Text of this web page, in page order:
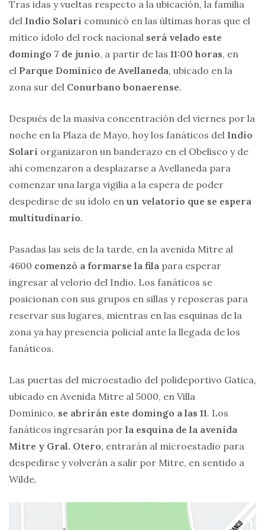
Tras idas y vueltas respecto a la ubicación, la familia
del Indio Solari comunicó en las últimas horas que el
mítico ídolo del rock nacional será velado este
domingo 7 de junio, a partir de las 11:00 horas, en
el Parque Domínico de Avellaneda, ubicado en la
zona sur del Conurbano bonaerense.
Después de la masiva concentración del viernes por la
noche en la Plaza de Mayo, hoy los fanáticos del Indio
Solari organizaron un banderazo en el Obelisco y de
ahí comenzaron a desplazarse a Avellaneda para
comenzar una larga vigilia a la espera de poder
despedirse de su ídolo en un velatorio que se espera
multitudinario.
Pasadas las seis de la tarde, en la avenida Mitre al
4600 comenzó a formarse la fila para esperar
ingresar al velorio del Indio. Los fanáticos se
posicionan con sus grupos en sillas y reposeras para
reservar sus lugares, mientras en las esquinas de la
zona ya hay presencia policial ante la llegada de los
fanáticos.
Las puertas del microestadio del polideportivo Gatica,
ubicado en Avenida Mitre al 5000, en Villa
Domínico, se abrirán este domingo a las 11. Los
fanáticos ingresarán por la esquina de la avenida
Mitre y Gral. Otero, entrarán al microestadio para
despedirse y volverán a salir por Mitre, en sentido a
Wilde.